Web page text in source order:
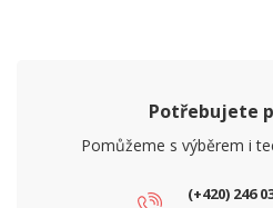
Potřebujete
Pomůžeme s výběrem i
(+420) 246